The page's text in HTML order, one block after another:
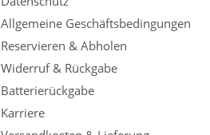
Allgemeine Geschäftsbedingungen
Reservieren & Abholen
Widerruf & Rückgabe
Batterierückgabe
Karriere